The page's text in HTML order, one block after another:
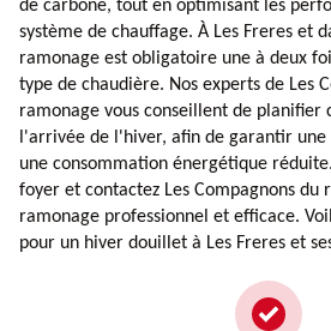
de carbone, tout en optimisant les
système de chauffage. À Les Freres et
ramonage est obligatoire une à deux
type de chaudière. Nos experts de Les
ramonage vous conseillent de
l'arrivée de l'hiver, afin de garantir
une consommation énergétique
foyer et contactez Les Compagnons du
ramonage professionnel et efficace.
pour un hiver douillet à Les Freres et